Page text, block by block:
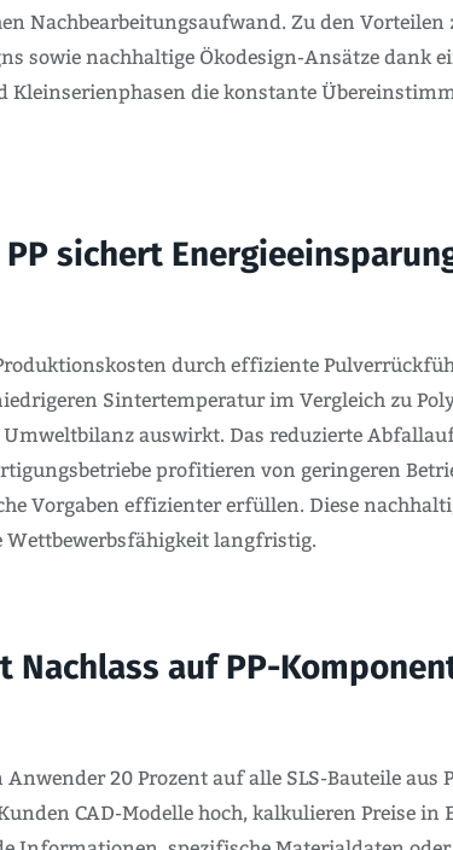
Nachbearbeitungsaufwand. Zu den
sowie nachhaltige Ökodesign-Ansätze dank
die konstante
sichert
durch effiziente
Sintertemperatur im Vergleich zu
auswirkt. Das reduzierte
profitieren von geringeren
Vorgaben effizienter erfüllen. Diese
langfristig.
Nachlass auf PP-
20 Prozent auf alle SLS-Bauteile aus
CAD-Modelle hoch, kalkulieren Preise